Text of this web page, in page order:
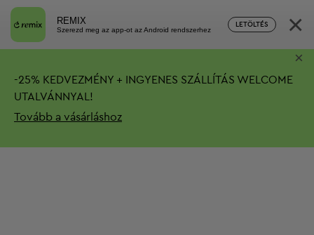
REMIX
Szerezd meg az app-ot az Android rendszerhez
LETÖLTÉS ×
-25% KEDVEZMÉNY + INGYENES SZÁLLÍTÁS WELCOME
UTALVÁNNYAL!
Tovább a vásárláshoz
×